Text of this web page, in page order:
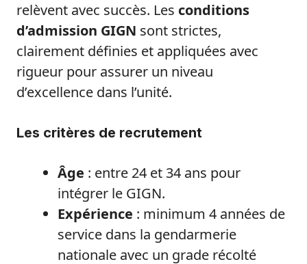
relèvent avec succès. Les conditions
d’admission GIGN sont strictes,
clairement définies et appliquées avec
rigueur pour assurer un niveau
d’excellence dans l’unité.
Les critères de recrutement
Âge : entre 24 et 34 ans pour
intégrer le GIGN.
Expérience : minimum 4 années de
service dans la gendarmerie
nationale avec un grade récolté